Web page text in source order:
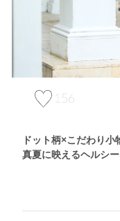
156
ドット柄×こだわり
真夏に映えるヘルシ